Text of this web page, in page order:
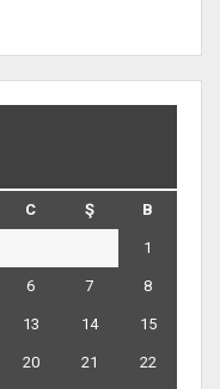
C Ş B
1
6 7 8
13 14 15
20 21 22